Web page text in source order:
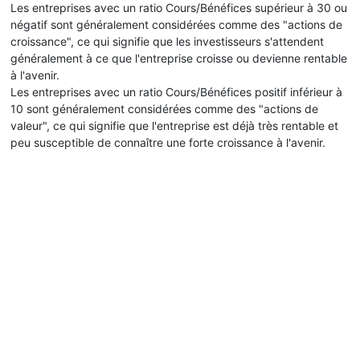
Les entreprises avec un ratio Cours/Bénéfices supérieur à 30 ou
négatif sont généralement considérées comme des "actions de
croissance", ce qui signifie que les investisseurs s'attendent
généralement à ce que l'entreprise croisse ou devienne rentable
à l'avenir.
Les entreprises avec un ratio Cours/Bénéfices positif inférieur à
10 sont généralement considérées comme des "actions de
valeur", ce qui signifie que l'entreprise est déjà très rentable et
peu susceptible de connaître une forte croissance à l'avenir.